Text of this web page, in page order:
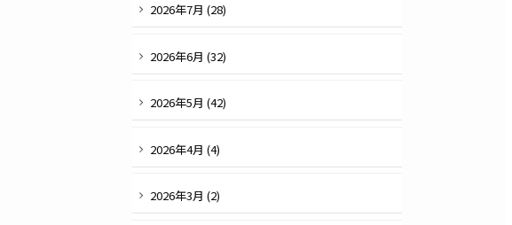
2026年7月 (28)
2026年6月 (32)
2026年5月 (42)
2026年4月 (4)
2026年3月 (2)